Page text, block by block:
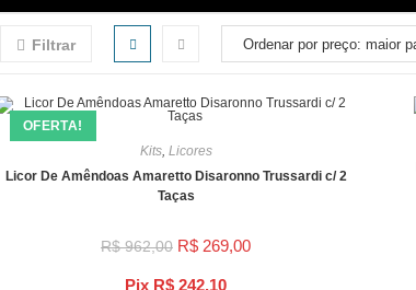
Filtrar
Pix R$ 242,10
OFERTA!
Kits, Licores
Licor De Amêndoas Amaretto Disaronno Trussardi c/ 2
Taças
R$962,00 R$ 269,00